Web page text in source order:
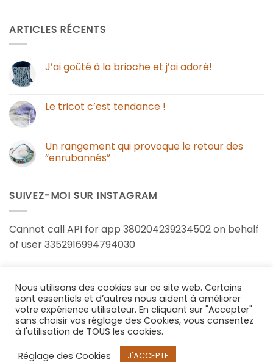
ARTICLES RÉCENTS
J’ai goûté à la brioche et j’ai adoré!
Le tricot c’est tendance !
Un rangement qui provoque le retour des
“enrubannés”
SUIVEZ-MOI SUR INSTAGRAM
Cannot call API for app 380204239234502 on behalf
of user 3352916994794030
CONTACT POLITIQUE DE CONFIDENTIALITÉ MENTIONS LÉGALES
Copyright 2026 ©Dans mon corbillon
Nous utilisons des cookies sur ce site web. Certains
sont essentiels et d’autres nous aident à améliorer
votre expérience utilisateur. En cliquant sur "Accepter"
sans choisir vos réglage des Cookies, vous consentez
à l'utilisation de TOUS les cookies.
Réglage des Cookies
J'ACCEPTE
Bijoux et accessoire textile - Fait main en France